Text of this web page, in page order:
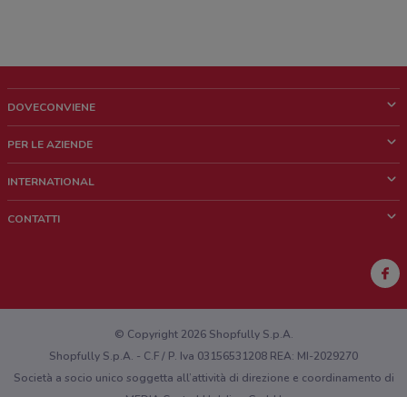
DOVECONVIENE
Chi siamo
Lavora con noi
PER LE AZIENDE
Richieste commerciali e marketing
INTERNATIONAL
CONTATTI
Hai un malfunzionamento sul web o sull'app?
© Copyright 2026 Shopfully S.p.A.
Shopfully S.p.A. - C.F / P. Iva 03156531208 REA: MI-2029270
Società a socio unico soggetta all’attività di direzione e coordinamento di